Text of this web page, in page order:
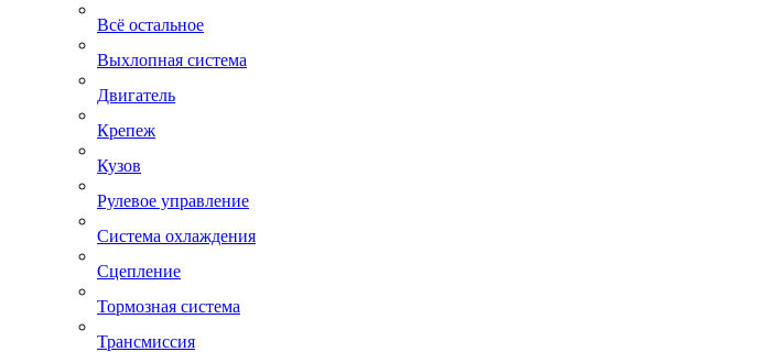
Всё остальное
Выхлопная система
Двигатель
Крепеж
Кузов
Рулевое управление
Система охлаждения
Сцепление
Тормозная система
Трансмиссия